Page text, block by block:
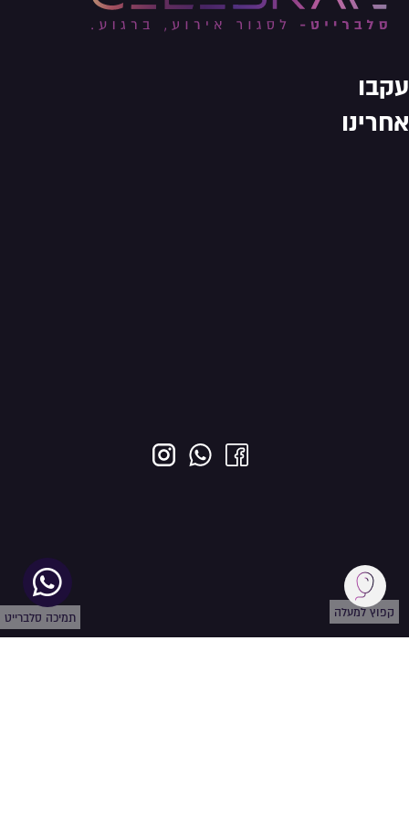
עקבו
אחרינו
קפוץ למעלה תמיכה סלברייט